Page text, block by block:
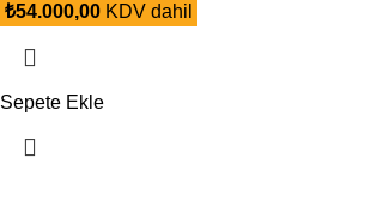
₺54.000,00KDV dahil
Sepete Ekle